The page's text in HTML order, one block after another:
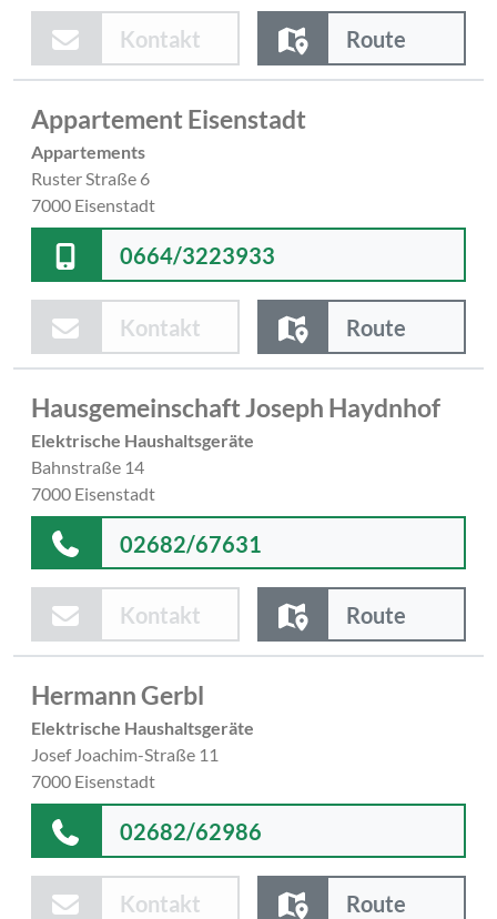
Kontakt Route
Appartement Eisenstadt
Appartements
Ruster Straße 6
7000 Eisenstadt
0664/3223933
Kontakt Route
Hausgemeinschaft Joseph Haydnhof
Elektrische Haushaltsgeräte
Bahnstraße 14
7000 Eisenstadt
02682/67631
Kontakt Route
Hermann Gerbl
Elektrische Haushaltsgeräte
Josef Joachim-Straße 11
7000 Eisenstadt
02682/62986
Kontakt Route